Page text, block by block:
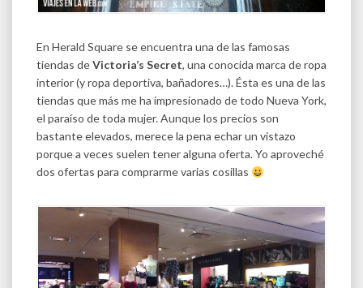
En Herald Square se encuentra una de las famosas
tiendas deVictoria’s Secret, una conocida marca de ropa
interior (y ropa deportiva, bañadores…). Ésta es una de las
tiendas que más me ha impresionado de todo Nueva York,
el paraíso de toda mujer. Aunque los precios son
bastante elevados, merece la pena echar un vistazo
porque a veces suelen tener alguna oferta. Yo aproveché
dos ofertas para comprarme varias cosillas